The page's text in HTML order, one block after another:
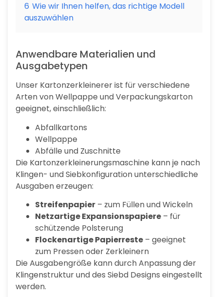
6 Wie wir Ihnen helfen, das richtige Modell
auszuwählen
Anwendbare Materialien und
Ausgabetypen
Unser Kartonzerkleinerer ist für verschiedene
Arten von Wellpappe und Verpackungskarton
geeignet, einschließlich:
Abfallkartons
Wellpappe
Abfälle und Zuschnitte
Die Kartonzerkleinerungsmaschine kann je nach
Klingen- und Siebkonfiguration unterschiedliche
Ausgaben erzeugen:
Streifenpapier – zum Füllen und Wickeln
Netzartige Expansionspapiere – für
schützende Polsterung
Flockenartige Papierreste – geeignet
zum Pressen oder Zerkleinern
Die Ausgabengröße kann durch Anpassung der
Klingenstruktur und des Siebd Designs eingestellt
werden.